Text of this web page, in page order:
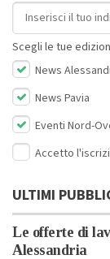
Indirizzo email
Scegli le tue
News
News Pavia
Eventi Nord-
Accetto
ULTIMI
Le offerte di
Alessandria